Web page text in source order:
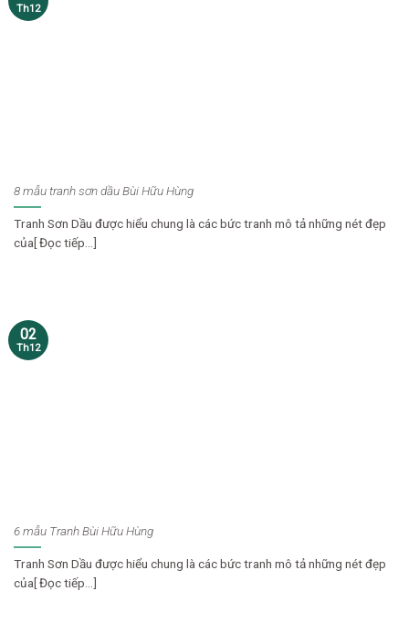
8 mẫu tranh sơn dầu Bùi Hữu Hùng
Tranh Sơn Dầu được hiểu chung là các bức tranh mô tả những nét đẹp
của[ Đọc tiếp...]
Th12
6 mẫu Tranh Bùi Hữu Hùng
Tranh Sơn Dầu được hiểu chung là các bức tranh mô tả những nét đẹp
của[ Đọc tiếp...]
02
Th12